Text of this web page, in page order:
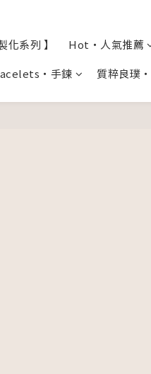
化系列 】 Hot・人氣推薦
・手鍊 質粹良璞